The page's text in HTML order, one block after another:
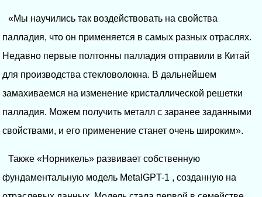
«Мы научились так воздействовать на свойства
палладия, что он применяется в самых разных отраслях.
Недавно первые полтонны палладия отправили в Китай
для производства стекловолокна. В дальнейшем
замахиваемся на изменение кристаллической решетки
палладия. Можем получить металл с заранее заданными
свойствами, и его применение станет очень широким».
Также «Норникель» развивает собственную
фундаментальную модель MetalGPT-1 , созданную на